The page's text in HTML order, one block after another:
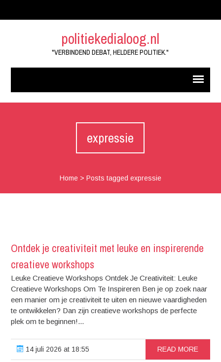
politiekedialoog.nl
"VERBINDEND DEBAT, HELDERE POLITIEK."
expressie
Home> Posts tagged expressie
Ontdek je creativiteit met leuke en inspirerende
creatieve workshops
Leuke Creatieve Workshops Ontdek Je Creativiteit: Leuke
Creatieve Workshops Om Te Inspireren Ben je op zoek naar
een manier om je creativiteit te uiten en nieuwe vaardigheden
te ontwikkelen? Dan zijn creatieve workshops de perfecte
plek om te beginnen!...
14 juli 2026 at 18:55 READ MORE